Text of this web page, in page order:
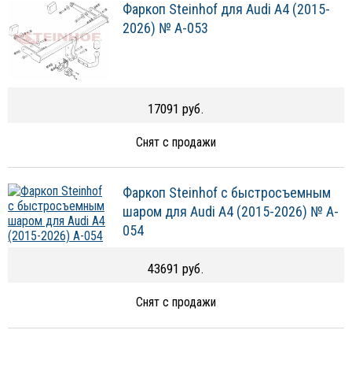
Фаркоп Steinhof для Audi A4 (2015-
2026) № A-053
17091 руб.
Снят с продажи
Фаркоп Steinhof с быстросъемным
шаром для Audi A4 (2015-2026) № A-
054
43691 руб.
Снят с продажи